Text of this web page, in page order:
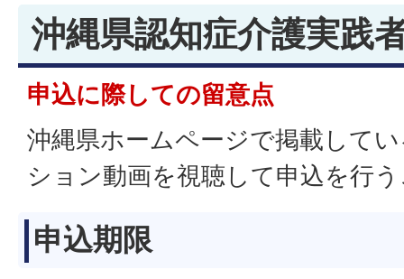
沖縄県認知症介護実践
申込に際しての留意点
沖縄県ホームページで掲載して
ション動画を視聴して申込を行
申込期限